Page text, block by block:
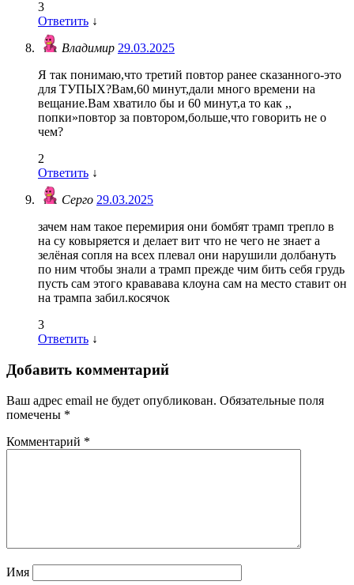
3
Ответить ↓
Владимир 29.03.2025
Я так понимаю,что третий повтор ранее сказанного-это
для ТУПЫХ?Вам,60 минут,дали много времени на
вещание.Вам хватило бы и 60 минут,а то как ,,
попки»повтор за повтором,больше,что говорить не о
чем?
2
Ответить ↓
Серго 29.03.2025
зачем нам такое перемирия они бомбят трамп трепло в
на су ковыряется и делает вит что не чего не знает а
зелёная сопля на всех плевал они нарушили долбануть
по ним чтобы знали а трамп прежде чим бить себя грудь
пусть сам этого крававава клоуна сам на место ставит он
на трампа забил.косячок
3
Ответить ↓
Добавить комментарий
Ваш адрес email не будет опубликован. Обязательные поля
помечены *
Комментарий *
Имя